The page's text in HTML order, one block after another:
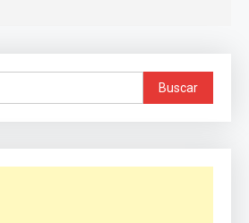
Buscar: